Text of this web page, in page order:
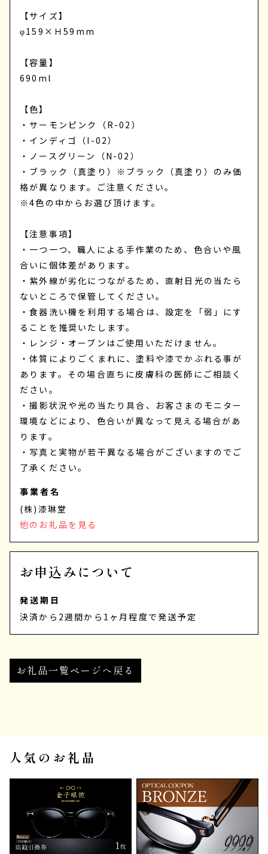
【サイズ】
φ159×Ｈ59mm
【容量】
690ml
【色】
・サーモンピンク（R-02）
・インディゴ（I-02）
・ノースグリーン（N-02）
・ブラック（真塗り）※ブラック（真塗り）のみ価
格が異なります。ご注意ください。
※4色の中からお選び頂けます。
【注意事項】
・一つ一つ、職人による手作業のため、色合いや風
合いに個体差があります。
・紫外線が劣化につながるため、直射日光の当たら
ないところで保管してください。
・食器洗い機を利用する場合は、設定を「弱」にす
ることを推奨いたします。
・レンジ・オーブンはご使用いただけません。
・体質によりごくまれに、塗料や漆でかぶれる事が
あります。その場合直ちに皮膚科の医師にご相談く
ださい。
・撮影状況や光の当たり具合、お客さまのモニター
環境などにより、色合いが異なって見える場合があ
ります。
・写真と実物が若干異なる場合がございますのでご
了承ください。
事業者名
(株)漆琳堂
他のお礼品を見る
お申込みについて
発送期日
決済から2週間から1ヶ月程度で発送予定
お礼品一覧ページへ戻る
人気のお礼品